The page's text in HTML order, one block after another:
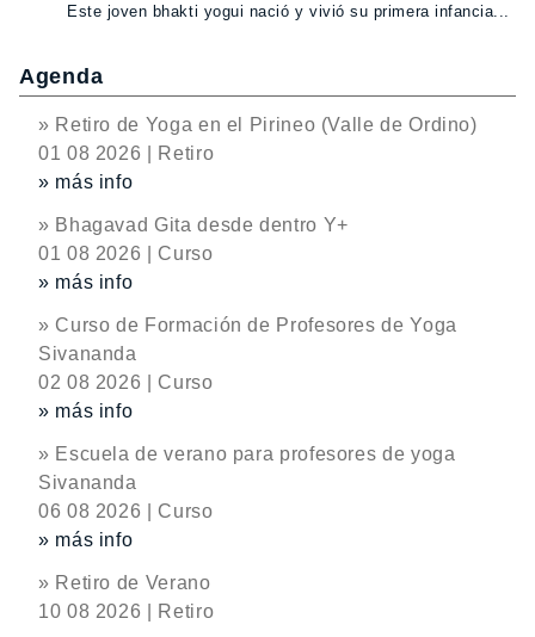
Este joven bhakti yogui nació y vivió su primera infancia...
Agenda
» Retiro de Yoga en el Pirineo (Valle de Ordino)
01 08 2026 | Retiro
» más info
» Bhagavad Gita desde dentro Y+
01 08 2026 | Curso
» más info
» Curso de Formación de Profesores de Yoga
Sivananda
02 08 2026 | Curso
» más info
» Escuela de verano para profesores de yoga
Sivananda
06 08 2026 | Curso
» más info
» Retiro de Verano
10 08 2026 | Retiro